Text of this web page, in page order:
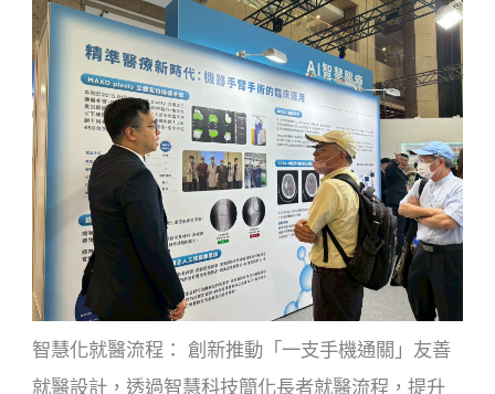
智慧化就醫流程： 創新推動「一支手機通關」友善
就醫設計，透過智慧科技簡化長者就醫流程，提升